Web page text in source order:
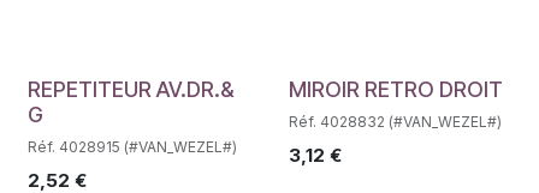
Déstockage
REPETITEUR AV.DR.&
G
Réf. 4028915 (#VAN_WEZEL#)
2,52 €
Déstockage
MIROIR RETRO DROIT
Réf. 4028832 (#VAN_WEZEL#)
3,12 €